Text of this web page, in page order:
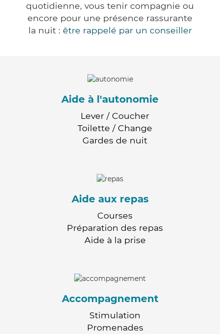
quotidienne, vous tenir compagnie ou
encore pour une présence rassurante
la nuit : être rappelé par un conseiller
Aide à l'autonomie
Lever / Coucher
Toilette / Change
Gardes de nuit
Aide aux repas
Courses
Préparation des repas
Aide à la prise
Accompagnement
Stimulation
Promenades